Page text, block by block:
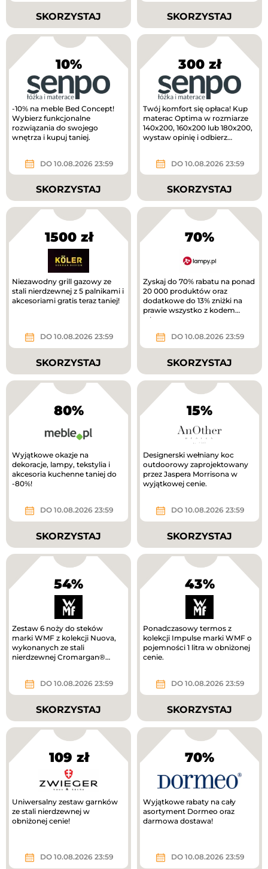
SKORZYSTAJ SKORZYSTAJ
10%
-10% na meble Bed Concept!
Wybierz funkcjonalne
rozwiązania do swojego
wnętrza i kupuj taniej.
DO 10.08.2026 23:59
SKORZYSTAJ
300 zł
Twój komfort się opłaca! Kup
materac Optima w rozmiarze
140x200, 160x200 lub 180x200,
wystaw opinię i odbierz
DO 10.08.2026 23:59
SKORZYSTAJ
1500 zł
Niezawodny grill gazowy ze
stali nierdzewnej z 5 palnikami i
akcesoriami gratis teraz taniej!
DO 10.08.2026 23:59
SKORZYSTAJ
70%
Zyskaj do 70% rabatu na ponad
20 000 produktów oraz
dodatkowe do 13% zniżki na
prawie wszystko z kodem
rabatowym.
DO 10.08.2026 23:59
SKORZYSTAJ
80%
Wyjątkowe okazje na
dekoracje, lampy, tekstylia i
akcesoria kuchenne taniej do
-80%!
DO 10.08.2026 23:59
SKORZYSTAJ
15%
Designerski wełniany koc
outdoorowy zaprojektowany
przez Jaspera Morrisona w
wyjątkowej cenie.
DO 10.08.2026 23:59
SKORZYSTAJ
54%
Zestaw 6 noży do steków
marki WMF z kolekcji Nuova,
wykonanych ze stali
nierdzewnej Cromargan®
DO 10.08.2026 23:59
SKORZYSTAJ
43%
Ponadczasowy termos z
kolekcji Impulse marki WMF o
pojemności 1 litra w obniżonej
cenie.
DO 10.08.2026 23:59
SKORZYSTAJ
109 zł
Uniwersalny zestaw garnków
ze stali nierdzewnej w
obniżonej cenie!
DO 10.08.2026 23:59
70%
Wyjątkowe rabaty na cały
asortyment Dormeo oraz
darmowa dostawa!
DO 10.08.2026 23:59